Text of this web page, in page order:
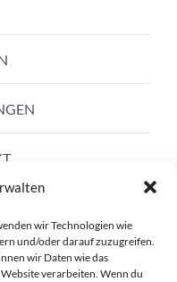
wir Technologien wie
und/oder darauf zuzugreifen.
wir Daten wie das
verarbeiten. Wenn du